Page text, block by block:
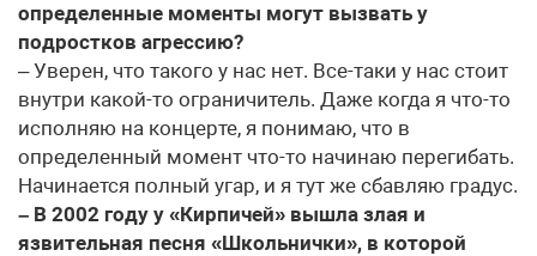
определенные моменты могут вызвать у
подростков агрессию?
– Уверен, что такого у нас нет. Все-таки у нас стоит
внутри какой-то ограничитель. Даже когда я что-то
исполняю на концерте, я понимаю, что в
определенный момент что-то начинаю перегибать.
Начинается полный угар, и я тут же сбавляю градус.
– В 2002 году у «Кирпичей» вышла злая и
язвительная песня «Школьнички», в которой